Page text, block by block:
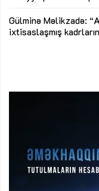
Gülminə Məlikzadə:
ixtisaslaşmış